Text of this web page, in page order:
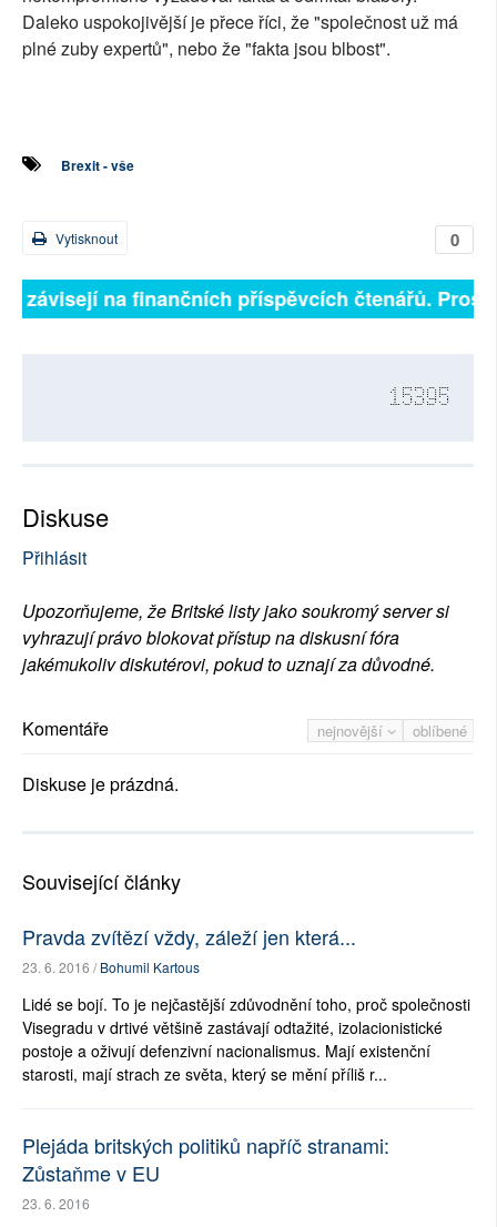
Daleko uspokojivější je přece říci, že "společnost už má
plné zuby expertů", nebo že "fakta jsou blbost".
Brexit - vše
0
Vytisknout
závisejí na finančních příspěvcích čtenářů.
15395
Diskuse
Přihlásit
Upozorňujeme, že Britské listy jako soukromý server si
vyhrazují právo blokovat přístup na diskusní fóra
jakémukoliv diskutérovi, pokud to uznají za důvodné.
nejnovější oblíbené
Komentáře
Diskuse je prázdná.
Související články
Pravda zvítězí vždy, záleží jen která...
23. 6. 2016 /Bohumil Kartous
Lidé se bojí. To je nejčastější zdůvodnění toho, proč společnosti
Visegradu v drtivé většině zastávají odtažité, izolacionistické
postoje a oživují defenzivní nacionalismus. Mají existenční
starosti, mají strach ze světa, který se mění příliš r...
Plejáda britských politiků napříč stranami:
Zůstaňme v EU
23. 6. 2016